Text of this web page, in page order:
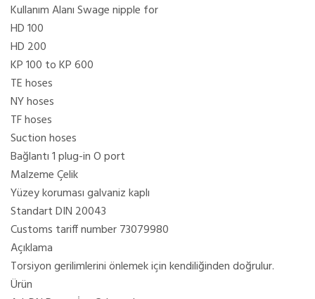
Kullanım Alanı Swage nipple for
HD 100
HD 200
KP 100 to KP 600
TE hoses
NY hoses
TF hoses
Suction hoses
Bağlantı 1 plug-in O port
Malzeme Çelik
Yüzey koruması galvaniz kaplı
Standart DIN 20043
Customs tariff number 73079980
Açıklama
Torsiyon gerilimlerini önlemek için kendiliğinden doğrulur.
Ürün